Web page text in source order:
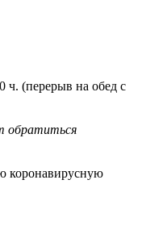
ч. (перерыв на обед с
обратиться
коронавирусную